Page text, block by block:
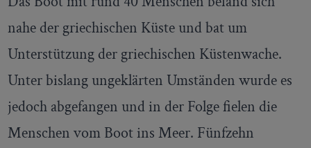
nahe der griechischen Küste und bat um
Unterstützung der griechischen Küstenwache.
Unter bislang ungeklärten Umständen wurde es
jedoch abgefangen und in der Folge fielen die
Menschen vom Boot ins Meer. Fünfzehn